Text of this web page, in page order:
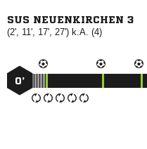
SUS NEUENKIRCHEN 3
(2', 11', 17', 27') k.A. (4)
0’